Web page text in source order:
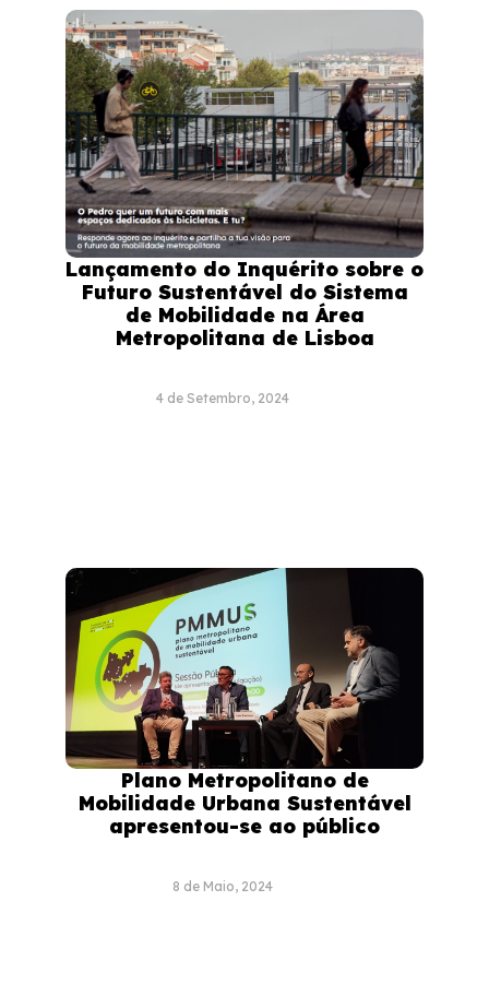
Lançamento do Inquérito sobre o
Futuro Sustentável do Sistema
de Mobilidade na Área
Metropolitana de Lisboa
4 de Setembro, 2024
Plano Metropolitano de
Mobilidade Urbana Sustentável
apresentou-se ao público
8 de Maio, 2024